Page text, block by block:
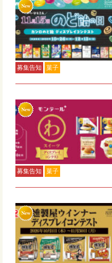
募集告知 菓子
募集告知 菓子